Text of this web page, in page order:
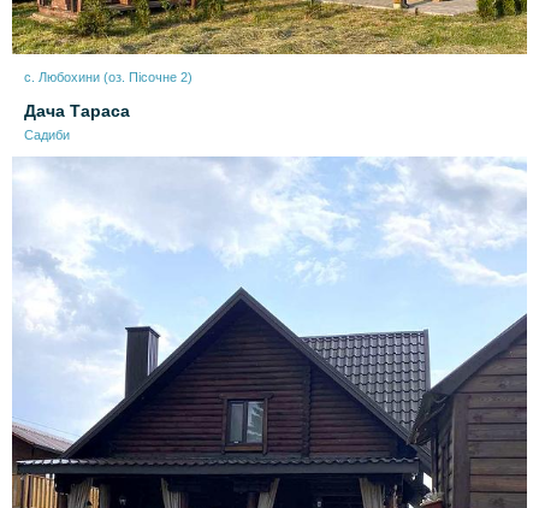
с. Любохини (оз. Пісочне 2)
Дача Тараса
Садиби